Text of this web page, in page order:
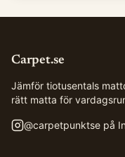
Carpet.se
Jämför tiotusentals
rätt matta för
@carpetpunktse på